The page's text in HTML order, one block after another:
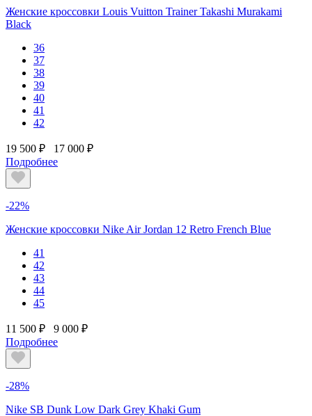
Женские кроссовки Louis Vuitton Trainer Takashi Murakami
Black
36
37
38
39
40
41
42
19 500 ₽
17 000 ₽
Подробнее
-22%
Женские кроссовки Nike Air Jordan 12 Retro French Blue
41
42
43
44
45
11 500 ₽
9 000 ₽
Подробнее
-28%
Nike SB Dunk Low Dark Grey Khaki Gum